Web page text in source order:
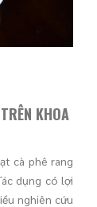
KHOA
cà phê rang
dụng có lợi
nghiên cứu